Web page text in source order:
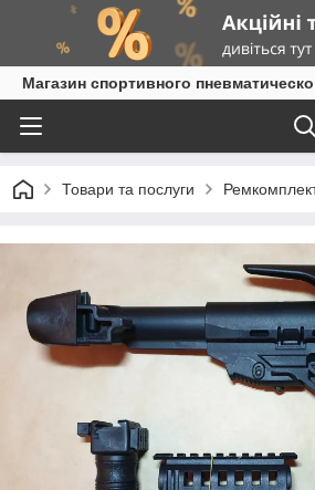
Магазин спортивного
Товари та послуги